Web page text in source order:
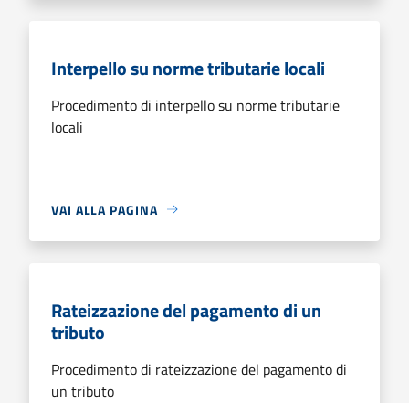
Interpello su norme tributarie locali
Procedimento di interpello su norme tributarie
locali
VAI ALLA PAGINA
Rateizzazione del pagamento di un
tributo
Procedimento di rateizzazione del pagamento di
un tributo